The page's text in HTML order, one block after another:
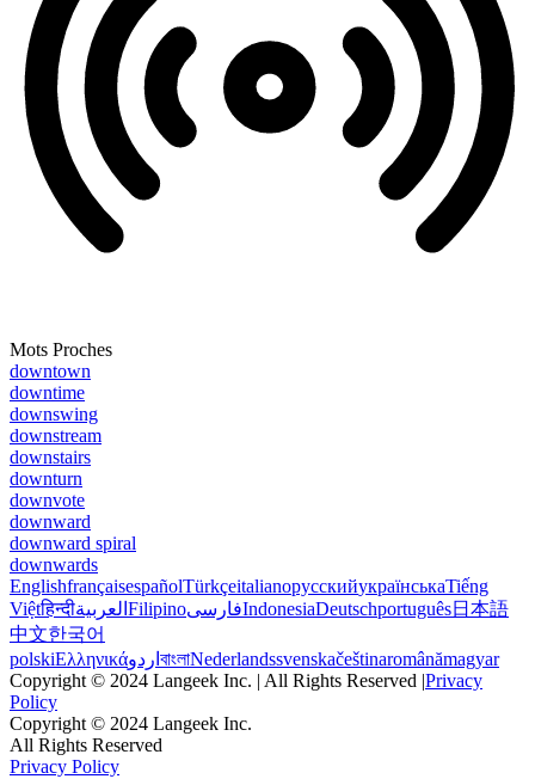
Mots Proches
downtown
downtime
downswing
downstream
downstairs
downturn
downvote
downward
downward spiral
downwards
EnglishfrançaisespañolTürkçeitalianoрусскийукраїнськаTiếng
Việtहिन्दीالعربية FilipinoفارسیIndonesiaDeutschportuguês日本語
中文한국어
polskiΕλληνικάاردو বাংলাNederlandssvenskačeštinaromânămagyar
Copyright © 2024 Langeek Inc. | All Rights Reserved |Privacy
Policy
Copyright © 2024 Langeek Inc.
All Rights Reserved
Privacy Policy